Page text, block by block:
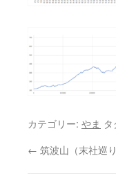
カテゴリー: やま
← 筑波山（末社巡り